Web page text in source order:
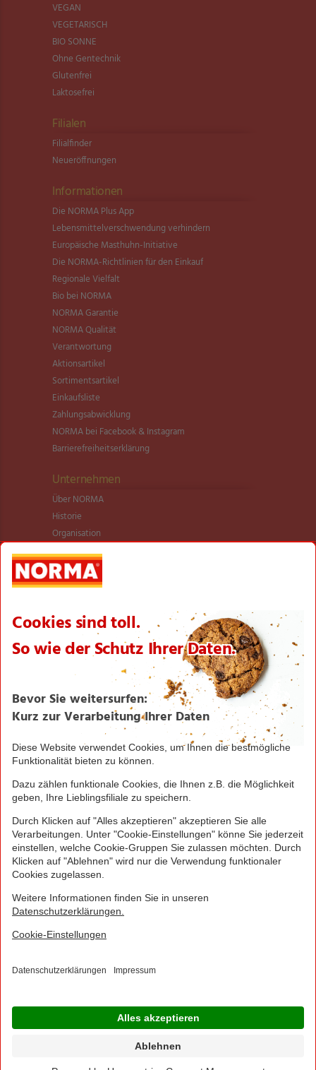
VEGAN
VEGETARISCH
BIO SONNE
Ohne Gentechnik
Glutenfrei
Laktosefrei
Filialen
Filialfinder
Neueröffnungen
Informationen
Die NORMA Plus App
Lebensmittel­verschwendung verhindern
Europäische Masthuhn-Initiative
Die NORMA-Richtlinien für den Einkauf
Regionale Vielfalt
Bio bei NORMA
NORMA Garantie
NORMA Qualität
Verantwortung
Aktionsartikel
Sortimentsartikel
Einkaufsliste
Zahlungsabwicklung
NORMA bei Facebook & Instagram
Barrierefreiheitserklärung
Unternehmen
Über NORMA
Historie
Organisation
International
Logistik
Filialnetz
Karriere
Verantwortung/CSR
NORMA News
Seite drucken
Nach oben
Greifen Sie schnell zu! Alle angegebenen Preise in
Irrtümer durch Schreib-, Programmier- und
Datenübertragungsfehler sind vorbehalten.
© 2016 - 2026 NORMA Lebensmittelfilialbetrieb
Stiftung & Co. KG
Sitemap Kontakt
Barrierefreiheitserklärung Compliance
Jetzt Ihre NORMA Filiale auswählen und noch
mehr Angebote entdecken!
Geben Sie über "Meine Filiale" Ihre PLZ ein und sehen Sie alle Angebote aus Ihrer
Region.
Filiale wählen